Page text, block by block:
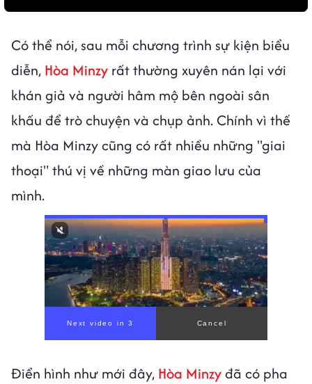
Có thể nói, sau mỗi chương trình sự kiện biểu
diễn, Hòa Minzy rất thường xuyên nán lại với
khán giả và người hâm mộ bên ngoài sân
khấu để trò chuyện và chụp ảnh. Chính vì thế
mà Hòa Minzy cũng có rất nhiều những "giai
thoại" thú vị về những màn giao lưu của
mình.
Điển hình như mới đây, Hòa Minzyđã có pha